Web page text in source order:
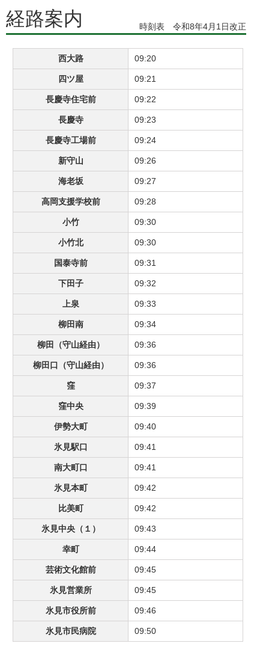
経路案内 時刻表 令和8年4月1日改正
西大路 09:20
四ツ屋 09:21
長慶寺住宅前 09:22
長慶寺 09:23
長慶寺工場前 09:24
新守山 09:26
海老坂 09:27
高岡支援学校前 09:28
小竹 09:30
小竹北 09:30
国泰寺前 09:31
下田子 09:32
上泉 09:33
柳田南 09:34
柳田（守山経由） 09:36
柳田口（守山経由） 09:36
窪 09:37
窪中央 09:39
伊勢大町 09:40
氷見駅口 09:41
南大町口 09:41
氷見本町 09:42
比美町 09:42
氷見中央（１） 09:43
幸町 09:44
芸術文化館前 09:45
氷見営業所 09:45
氷見市役所前 09:46
氷見市民病院 09:50